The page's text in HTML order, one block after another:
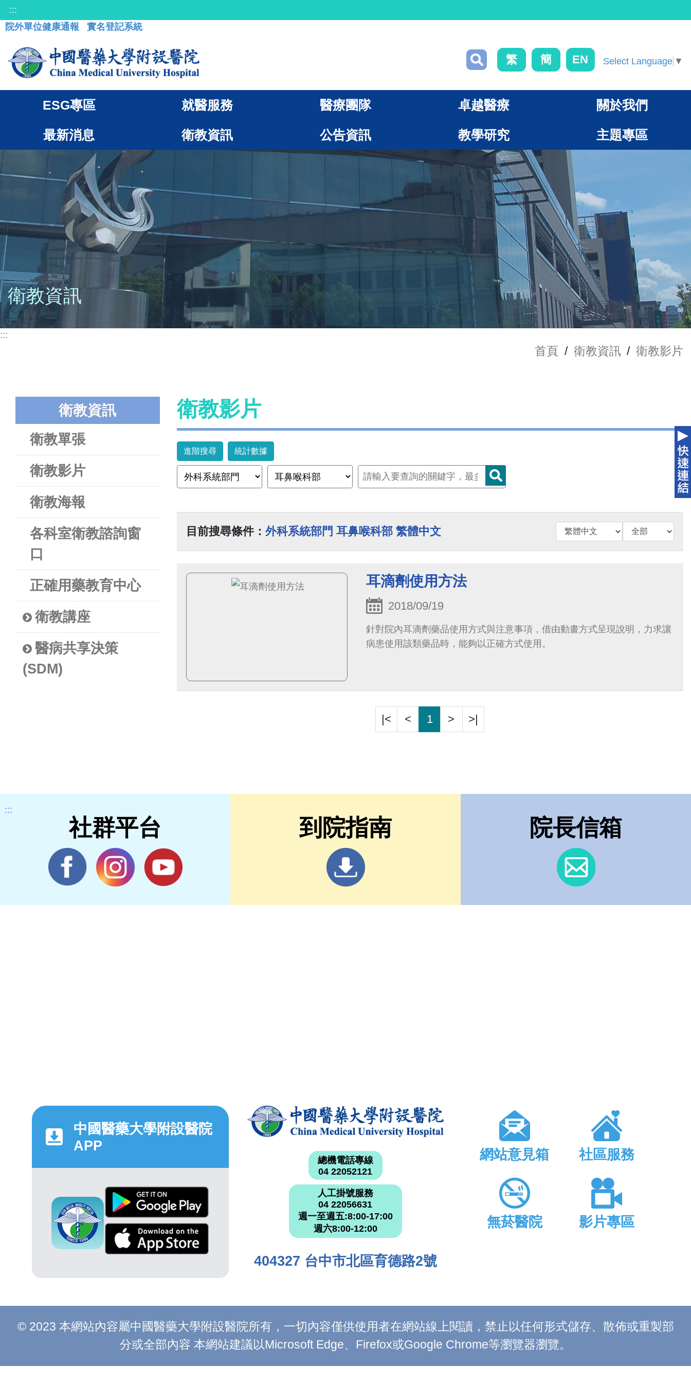
:::
院外單位健康通報
實名登記系統
繁 簡 EN Select Language ▼
ESG專區 就醫服務 醫療團隊 卓越醫療 關於我們
最新消息 衛教資訊 公告資訊 教學研究 主題專區
衛教資訊
:::
首頁 / 衛教資訊 / 衛教影片
衛教資訊
衛教單張
衛教影片
衛教海報
各科室衛教諮詢窗
口
正確用藥教育中心
衛教講座
醫病共享決策
(SDM)
衛教影片
進階搜尋 統計數據
目前搜尋條件： 外科系統部門 耳鼻喉科部 繁體中文
耳滴劑使用方法
2018/09/19
針對院內耳滴劑藥品使用方式與注意事項，借由動畫方式呈現說明，力求讓
病患使用該類藥品時，能夠以正確方式使用。
|< < 1 > >|
:::
社群平台 到院指南 院長信箱
中國醫藥大學附設醫院
APP
總機電話專線
04 22052121
人工掛號服務
04 22056631
週一至週五:8:00-17:00
週六8:00-12:00
404327 台中市北區育德路2號
網站意見箱 社區服務
無菸醫院 影片專區
© 2023 本網站內容屬中國醫藥大學附設醫院所有，一切內容僅供使用者在網站線上閱讀，禁止以任何形式儲存、散佈或重製部
分或全部內容 本網站建議以Microsoft Edge、Firefox或Google Chrome等瀏覽器瀏覽。